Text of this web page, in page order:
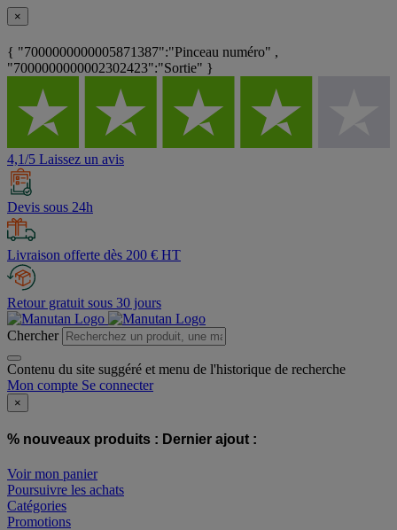
×
{ "7000000000005871387":"Pinceau numéro" ,
"7000000000002302423":"Sortie" }
4,1/5 Laissez un avis
Devis sous 24h
Livraison offerte dès 200 € HT
Retour gratuit sous 30 jours
Chercher
Contenu du site suggéré et menu de l'historique de recherche
Mon compte Se connecter
×
% nouveaux produits : Dernier ajout :
Voir mon panier
Poursuivre les achats
Catégories
Promotions